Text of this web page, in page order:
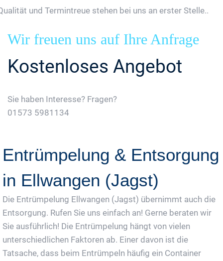
und Termintreue stehen bei uns an erster Stelle..
Wir freuen uns auf Ihre Anfrage
Kostenloses Angebot
Sie haben Interesse? Fragen?
01573 5981134
Entrümpelung & Entsorgung
in Ellwangen (Jagst)
Die Entrümpelung Ellwangen (Jagst) übernimmt auch die
Entsorgung. Rufen Sie uns einfach an! Gerne beraten wir
Sie ausführlich! Die Entrümpelung hängt von vielen
unterschiedlichen Faktoren ab. Einer davon ist die
Tatsache, dass beim Entrümpeln häufig ein Container